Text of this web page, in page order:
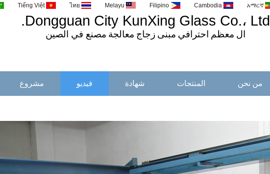
Tiếng Việt ไทย Melayu Filipino Cambodia አማርኛ
Dongguan City KunXing Glass Co.، Ltd.
ال معظم احترافي مبنى زجاج معالجة مصنع في الصين
من نحن المنتجات شهادة فيديو مشروع